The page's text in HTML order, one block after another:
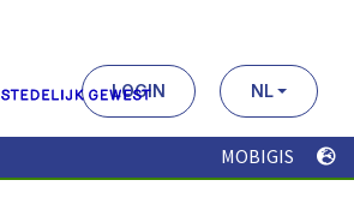
LOGIN NL
MOBIGIS